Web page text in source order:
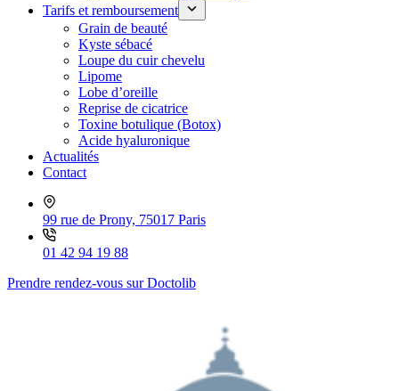
Tarifs et remboursement
Grain de beauté
Kyste sébacé
Loupe du cuir chevelu
Lipome
Lobe d’oreille
Reprise de cicatrice
Toxine botulique (Botox)
Acide hyaluronique
Actualités
Contact
99 rue de Prony, 75017 Paris
01 42 94 19 88
Prendre rendez-vous sur Doctolib